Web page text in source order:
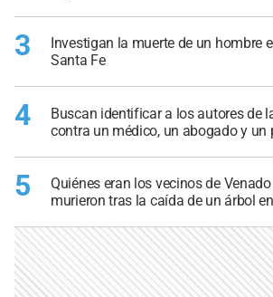
3
Investigan la muerte de un hombre
Santa Fe
4
Buscan identificar a los autores de
contra un médico, un abogado y un
5
Quiénes eran los vecinos de
murieron tras la caída de un árbol